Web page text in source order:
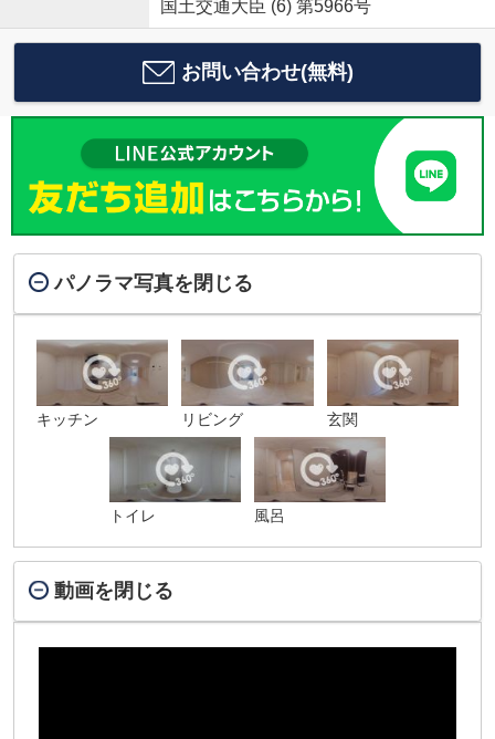
国土交通大臣 (6) 第5966号
お問い合わせ(無料)
パノラマ写真を閉じる
キッチン リビング 玄関
トイレ 風呂
動画を閉じる